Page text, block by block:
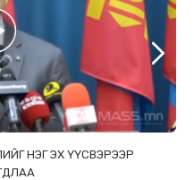
НЭГ ЭХ ҮҮСВЭРЭЭР